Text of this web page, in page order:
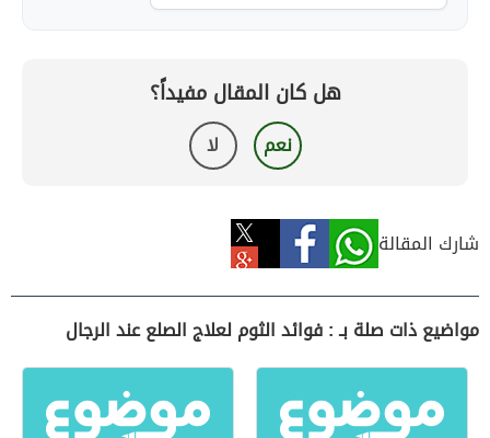
هل كان المقال مفيداً؟
نعم لا
شارك المقالة
مواضيع ذات صلة بـ : فوائد الثوم لعلاج الصلع عند الرجال